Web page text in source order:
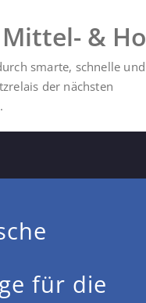
&
smarte, schnelle und
der nächsten
für die